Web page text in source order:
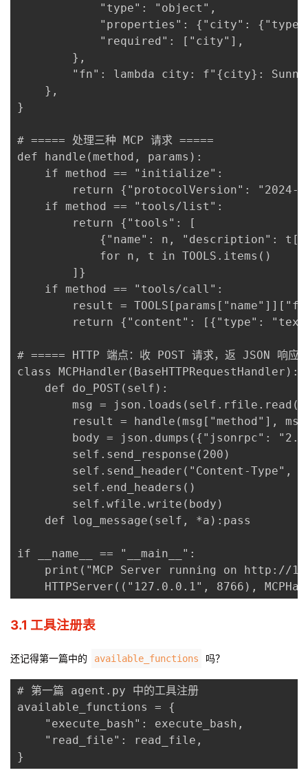
"type": "object",
"properties": {"city": {"type":
"required": ["city"],
},
"fn": lambda city: f"{city}: Sunny
},
}
# ===== 处理三种 MCP 请求 =====
def handle(method, params):
if method == "initialize":
return {"protocolVersion": "2024-
if method == "tools/list":
return {"tools": [
{"name": n, "description":
for n, t in TOOLS.items()
]}
if method == "tools/call":
result =
return {"content": [{"type":
# ===== HTTP 端点：收 POST 请求，返 JSON 响应
class MCPHandler(BaseHTTPRequestHandler):
def do_POST(self):
msg =
result = handle(msg["method"],
body = json.dumps({"jsonrpc":
self.send_response(200)
self.send_header("Content-Type",
self.end_headers()
self.wfile.write(body)
def log_message(self, *a):pass
if __name__ == "__main__":
print("MCP Server running on http://
HTTPServer(("127.0.0.1", 8766),
3.1 工具注册表
还记得第一篇中的 available_functions 吗？
# 第一篇 agent.py 中的工具注册
available_functions = {
"execute_bash": execute_bash,
"read_file": read_file,
}